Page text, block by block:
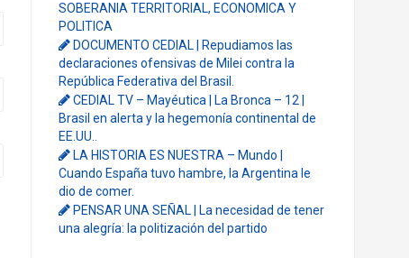
SOBERANIA TERRITORIAL, ECONOMICA Y
POLITICA
DOCUMENTO CEDIAL | Repudiamos las
declaraciones ofensivas de Milei contra la
República Federativa del Brasil.
CEDIAL TV – Mayéutica | La Bronca – 12 |
Brasil en alerta y la hegemonía continental de
EE.UU..
LA HISTORIA ES NUESTRA – Mundo |
Cuando España tuvo hambre, la Argentina le
dio de comer.
PENSAR UNA SEÑAL | La necesidad de tener
una alegría: la politización del partido